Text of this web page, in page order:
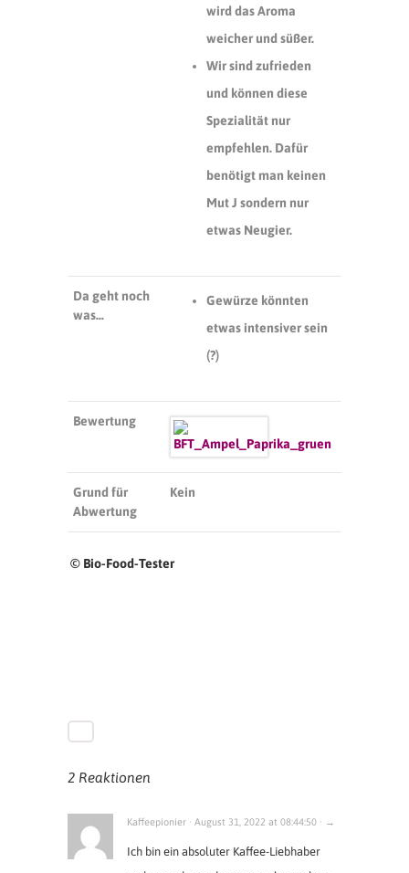
wird das Aroma
weicher und süßer.
Wir sind zufrieden
und können diese
Spezialität nur
empfehlen. Dafür
benötigt man keinen
MutJ sondern nur
etwas Neugier.
Da geht noch
was…
Gewürze könnten
etwas intensiver sein
(?)
Bewertung
Grund für
Abwertung
Kein
© Bio-Food-Tester
2 Reaktionen
Kaffeepionier · August 31, 2022 at 08:44:50 · →
Ich bin ein absoluter Kaffee-Liebhaber